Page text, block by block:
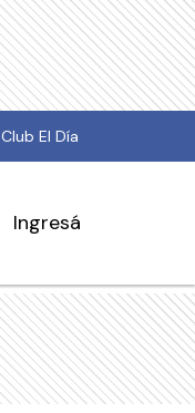
Club El Día
Ingresá